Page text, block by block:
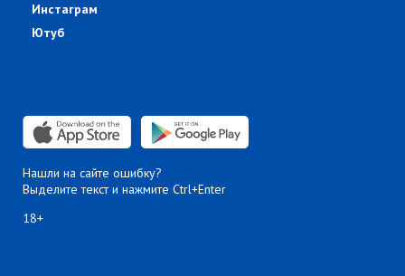
Инстаграм
Ютуб
Нашли на сайте ошибку?
Выделите текст и нажмите Ctrl+Enter
18+